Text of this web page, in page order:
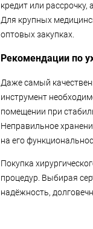
кредит или рассрочку,
Для крупных
оптовых закупках.
Рекомендации по
Даже самый
инструмент
помещении при
Неправильное
на его
Покупка
процедур. Выбирая
надёжность,